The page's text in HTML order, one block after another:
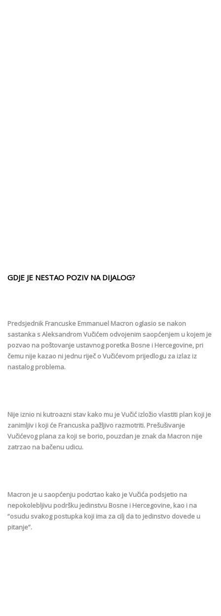
GDJE JE NESTAO POZIV NA DIJALOG?
Predsjednik Francuske Emmanuel Macron oglasio se nakon
sastanka s Aleksandrom Vučićem odvojenim saopćenjem u kojem je
pozvao na poštovanje ustavnog poretka Bosne i Hercegovine, pri
čemu nije kazao ni jednu riječ o Vučićevom prijedlogu za izlaz iz
nastalog problema.
Nije iznio ni kutroazni stav kako mu je Vučić izložio vlastiti plan koji je
zanimljiv i koji će Francuska pažljivo razmotriti. Prešušivanje
Vučićevog plana za koji se borio, pouzdan je znak da Macron nije
zatrzao na bačenu udicu.
Macron je u saopćenju podcrtao kako je Vučića podsjetio na
nepokolebljivu podršku jedinstvu Bosne i Hercegovine, kao i na
“osudu svakog postupka koji ima za cilj da to jedinstvo dovede u
pitanje”.